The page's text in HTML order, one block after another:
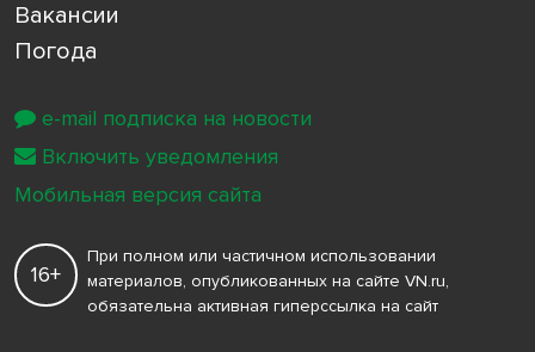
Вакансии
Погода
16+
При полном или частичном использовании
материалов, опубликованных на сайте VN.ru,
обязательна активная гиперссылка на сайт
e-mail подписка на новости
Включить уведомления
Мобильная версия сайта